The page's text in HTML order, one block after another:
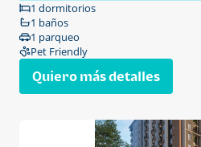
1 dormitorios
1 baños
1 parqueo
Pet Friendly
Quiero más detalles